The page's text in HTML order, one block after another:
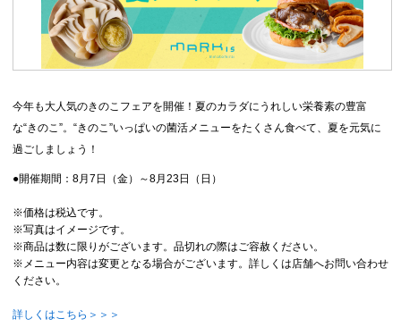
今年も大人気のきのこフェアを開催！夏のカラダにうれしい栄養素の豊富
な“きのこ”。“きのこ”いっぱいの菌活メニューをたくさん食べて、夏を元気に
過ごしましょう！
●開催期間：8月7日（金）～8月23日（日）
※価格は税込です。
※写真はイメージです。
※商品は数に限りがございます。品切れの際はご容赦ください。
※メニュー内容は変更となる場合がございます。詳しくは店舗へお問い合わせ
ください。
詳しくはこちら＞＞＞